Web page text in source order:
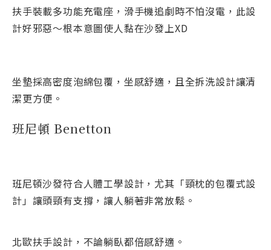
扶手裝載多功能充電座，滑手機追劇時不怕沒電，此設
計好邪惡～根本意圖使人黏在沙發上XD
坐墊採高密度泡綿包覆，坐感舒適，且全拆洗設計讓清
潔更方便。
班尼頓 Benetton
班尼頓沙發符合人體工學設計，尤其「頸枕的包覆式設
計」讓頭頸有支撐，讓人躺著非常放鬆。
北歐扶手設計，不論躺臥都倍感舒適。